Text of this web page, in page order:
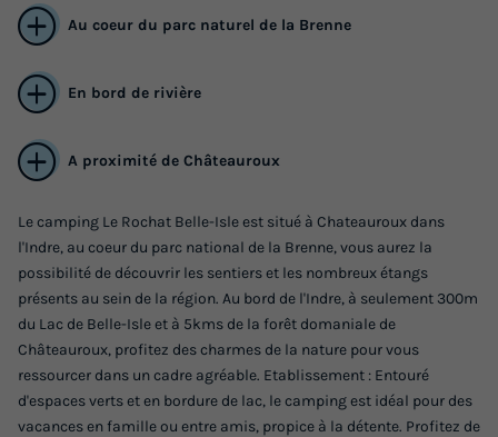
Au coeur du parc naturel de la Brenne
En bord de rivière
A proximité de Châteauroux
Le camping Le Rochat Belle-Isle est situé à Chateauroux dans
l'Indre, au coeur du parc national de la Brenne, vous aurez la
possibilité de découvrir les sentiers et les nombreux étangs
présents au sein de la région. Au bord de l'Indre, à seulement 300m
du Lac de Belle-Isle et à 5kms de la forêt domaniale de
Châteauroux, profitez des charmes de la nature pour vous
ressourcer dans un cadre agréable. Etablissement : Entouré
d'espaces verts et en bordure de lac, le camping est idéal pour des
vacances en famille ou entre amis, propice à la détente. Profitez de